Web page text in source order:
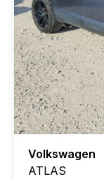
Volkswagen
ATLAS